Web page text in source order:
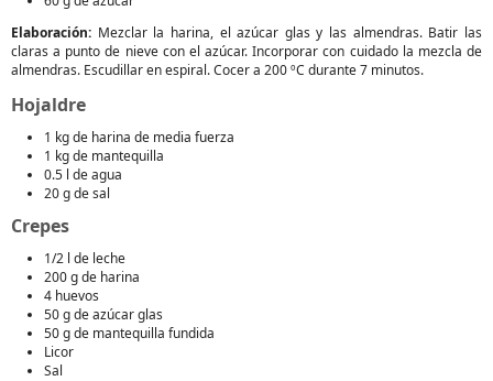
Elaboración: Mezclar la harina, el azúcar glas y las almendras. Batir las
claras a punto de nieve con el azúcar. Incorporar con cuidado la mezcla de
almendras. Escudillar en espiral. Cocer a 200 ºC durante 7 minutos.
Hojaldre
1 kg de harina de media fuerza
1 kg de mantequilla
0.5 l de agua
20 g de sal
Crepes
1/2 l de leche
200 g de harina
4 huevos
50 g de azúcar glas
50 g de mantequilla fundida
Licor
Sal